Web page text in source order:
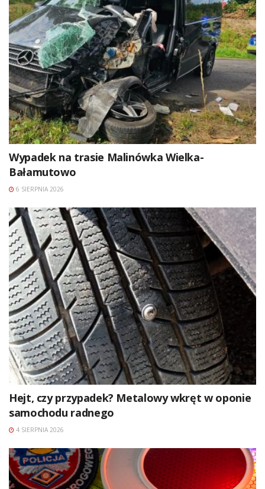
Wypadek na trasie Malinówka Wielka-
Bałamutowo
6 SIERPNIA 2026
Hejt, czy przypadek? Metalowy wkręt w oponie
samochodu radnego
4 SIERPNIA 2026